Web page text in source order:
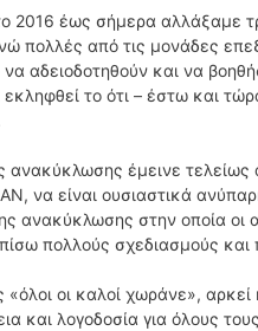
2016 έως σήμερα αλλάξαμε
πολλές από τις μονάδες
να αδειοδοτηθούν και να
το ότι – έστω και
έμεινε τελείως
να είναι ουσιαστικά
ανακύκλωσης στην οποία
πολλούς σχεδιασμούς
οι καλοί χωράνε», αρκεί
και λογοδοσία για όλους